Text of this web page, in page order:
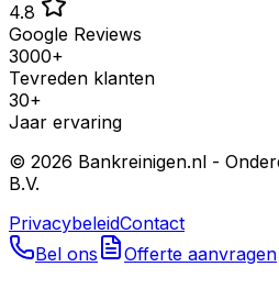
4.8
Google Reviews
3000+
Tevreden klanten
30+
Jaar ervaring
© 2026 Bankreinigen.nl -
B.V.
PrivacybeleidContact
Bel ons
Offerte aanvragen